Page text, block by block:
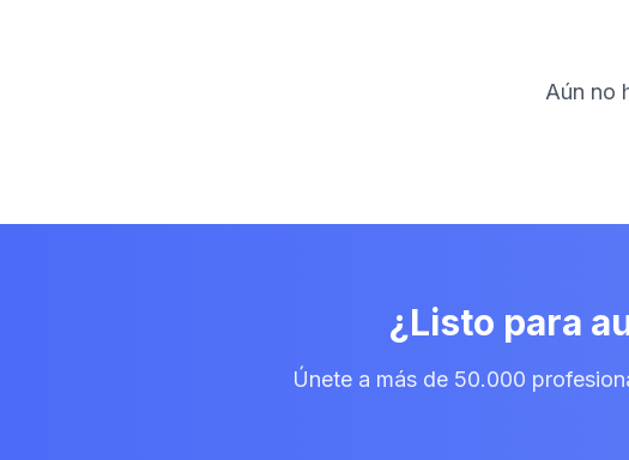
Aún no
¿Listo para
Únete a más de 50.000